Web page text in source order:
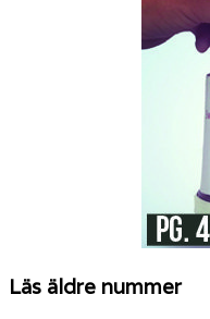
Läs äldre nummer